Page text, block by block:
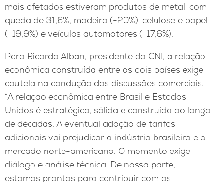
mais afetados estiveram produtos de metal, com
queda de 31,6%, madeira (-20%), celulose e papel
(-19,9%) e veículos automotores (-17,6%).
Para Ricardo Alban, presidente da CNI, a relação
econômica construída entre os dois países exige
cautela na condução das discussões comerciais.
“A relação econômica entre Brasil e Estados
Unidos é estratégica, sólida e construída ao longo
de décadas. A eventual adoção de tarifas
adicionais vai prejudicar a indústria brasileira e o
mercado norte-americano. O momento exige
diálogo e análise técnica. De nossa parte,
estamos prontos para contribuir com as